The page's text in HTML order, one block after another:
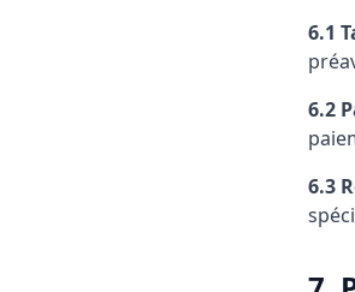
6.1
6.2
6.3